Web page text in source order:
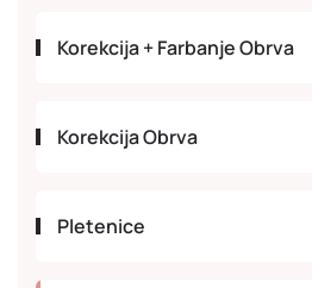
Korekcija + Farbanje Obrva
Korekcija Obrva
Pletenice